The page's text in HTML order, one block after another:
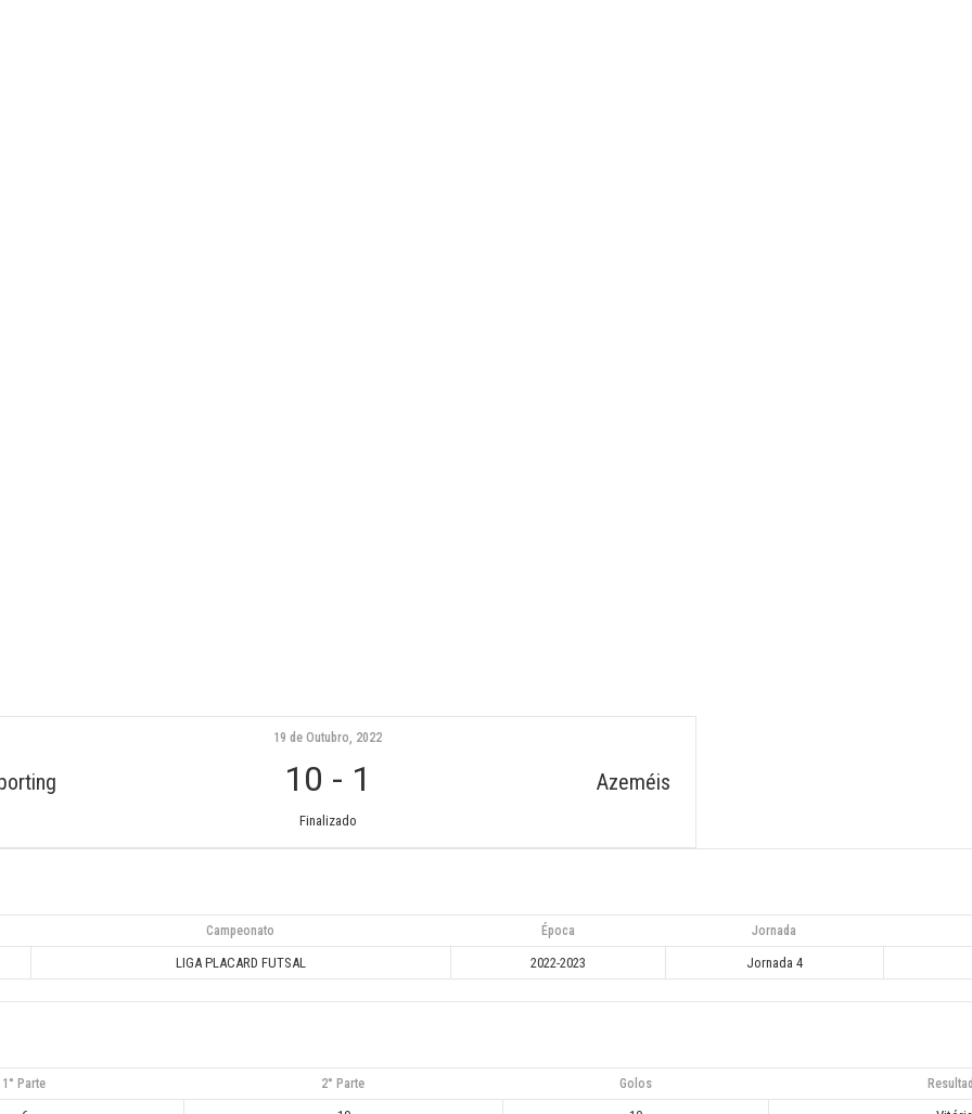
Azeméis
19 de Outubro, 2022
10 - 1
Finalizado
Campeonato Época Jornada
LIGA PLACARD FUTSAL 2022-2023 Jornada 4
1° Parte 2° Parte Golos